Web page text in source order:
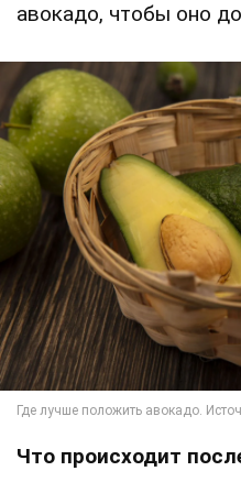
авокадо, чтобы оно
Что происходит